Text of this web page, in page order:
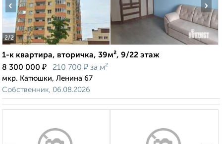
2/2
‹ ›
1-к квартира, вторичка, 39м², 9/22 этаж
8 300 000 ₽ 210 700 ₽ за м²
мкр. Катюшки, Ленина 67
Собственник, 06.08.2026